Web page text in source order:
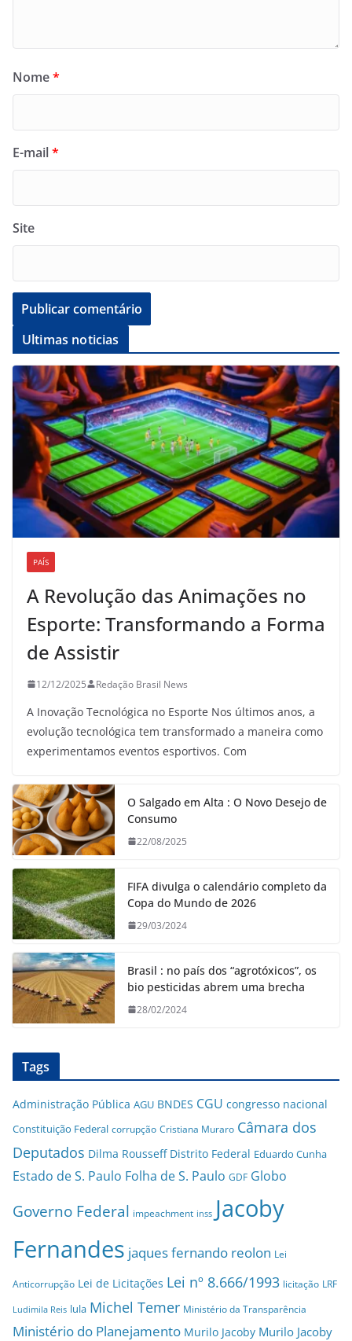
Nome*
E-mail*
Site
Ultimas noticias
PAÍS
A Revolução das Animações no
Esporte: Transformando a Forma
de Assistir
12/12/2025 Redação Brasil News
A Inovação Tecnológica no Esporte Nos últimos anos, a
evolução tecnológica tem transformado a maneira como
experimentamos eventos esportivos. Com
O Salgado em Alta : O Novo Desejo de
Consumo
22/08/2025
FIFA divulga o calendário completo da
Copa do Mundo de 2026
29/03/2024
Brasil : no país dos “agrotóxicos”, os
bio pesticidas abrem uma brecha
28/02/2024
Tags
Administração Pública AGU BNDES CGU congresso nacional
Constituição Federal corrupção Cristiana Muraro Câmara dos
Deputados Dilma Rousseff Distrito Federal Eduardo Cunha
Estado de S. Paulo Folha de S. Paulo GDF Globo
Governo Federal impeachment inss Jacoby
Fernandes jaques fernando reolon Lei
Anticorrupção Lei de Licitações Lei nº 8.666/1993 licitação LRF
Ludimila Reis lula Michel Temer Ministério da Transparência
Ministério do Planejamento Murilo Jacoby Murilo Jacoby